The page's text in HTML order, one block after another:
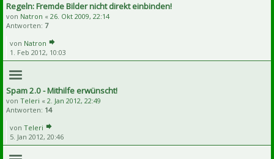
Regeln: Fremde Bilder nicht direkt einbinden!
von Natron « 26. Okt 2009, 22:14
Antworten: 7
von Natron
1. Feb 2012, 10:03
Spam 2.0 - Mithilfe erwünscht!
von Teleri « 2. Jan 2012, 22:49
Antworten: 14
von Teleri
5. Jan 2012, 20:46